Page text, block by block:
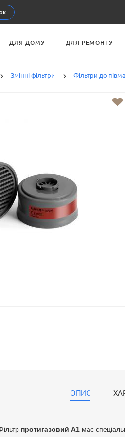
ДЛЯ ДОМУ ДЛЯ РЕМОНТУ
Змінні фільтри Фільтри до
ОПИС
протигазовий А1 має